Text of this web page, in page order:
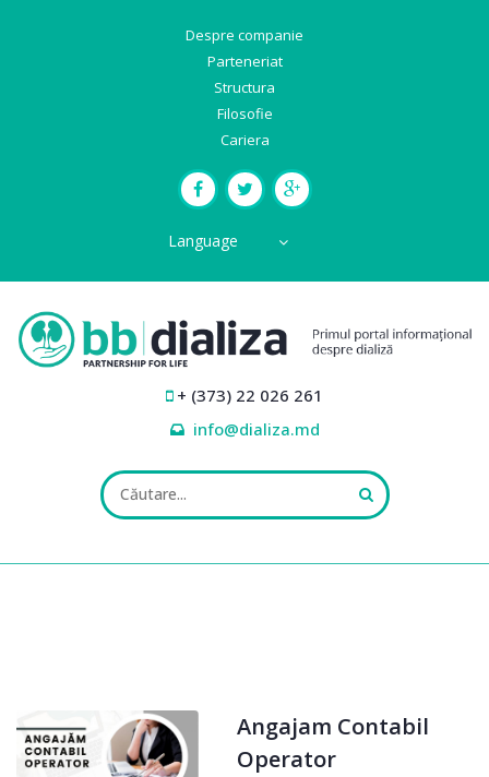
Despre companie
Parteneriat
Structura
Filosofie
Cariera
Language
Close Appointment form
+ (373) 22 026 261
info@dializa.md
Angajam Contabil
Operator